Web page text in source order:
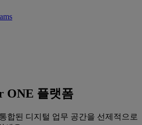
ONE 플랫폼
합된 디지털 업무 공간을 선제적으로